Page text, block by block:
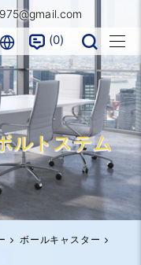
0
ルトステム
ボールキャスター